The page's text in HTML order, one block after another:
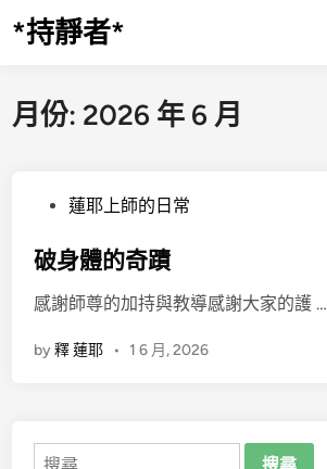
Skip
to*持靜者*
月份: 2026 年 6 月
s
e
i
蓮耶上師的日常
破身體的奇蹟
感謝師尊的加持與教導感謝大家的護 …
by釋 蓮耶 • 1 6 月, 2026
搜